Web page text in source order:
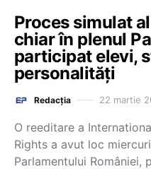
Proces simulat
chiar în plenul
participat elevi,
personalități
Redacția 22 martie
O reeditare a
Rights a avut loc
Parlamentului